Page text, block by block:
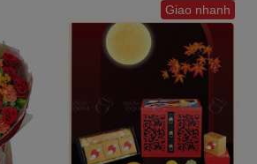
Giao nhanh